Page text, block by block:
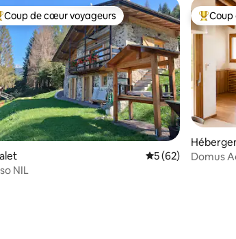
sur la base de 30 commentaires : 5 sur 5
de cœur voyageurs les plus appréciés
Coup de cœur voyageurs
Évaluation
5 (62)
NIL
Coups
Domus